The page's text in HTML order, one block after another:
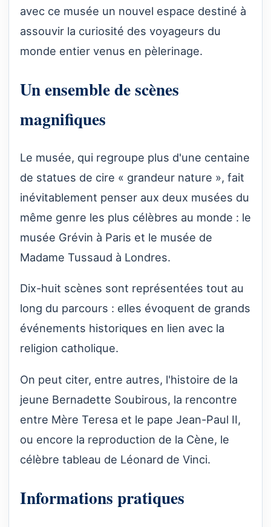
avec ce musée un nouvel espace destiné à
assouvir la curiosité des voyageurs du
monde entier venus en pèlerinage.
Un ensemble de scènes
magnifiques
Le musée, qui regroupe plus d'une centaine
de statues de cire « grandeur nature », fait
inévitablement penser aux deux musées du
même genre les plus célèbres au monde : le
musée Grévin à Paris et le musée de
Madame Tussaud à Londres.
Dix-huit scènes sont représentées tout au
long du parcours : elles évoquent de grands
événements historiques en lien avec la
religion catholique.
On peut citer, entre autres, l'histoire de la
jeune Bernadette Soubirous, la rencontre
entre Mère Teresa et le pape Jean-Paul II,
ou encore la reproduction de la Cène, le
célèbre tableau de Léonard de Vinci.
Informations pratiques